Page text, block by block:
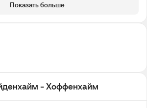
Показать больше
- Хоффенхайм